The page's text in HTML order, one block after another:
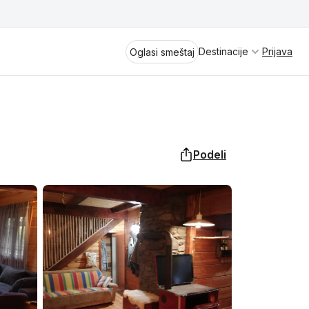
Oglasi smeštaj Destinacije
Vrnjačka Banja
Perućac
Kladovo
Aranđelovac
Spremite se za virtuelno putovanje
kroz jednu od najlepših zemalja
Evrope i sveta. Uživaćete u prikazima
planinskih masiva poput Tare i Šar-
planine, ali i u ravničarskim predelima
prostrane Vojvodine. Istraživanje
tradicije i kulturnog dobra Srbije
otkriće vam pravu narav srpskog
Prijava
Podeli